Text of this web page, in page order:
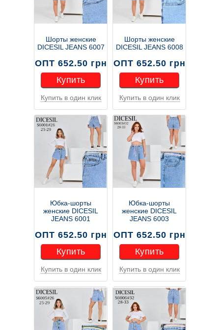
Шорты женские
DICESIL JEANS 6007
ОПТ 652.50 грн
Купить
Купить
Купить в один клик
Шорты женские
DICESIL JEANS 6008
ОПТ 652.50 грн
Купить
Купить
Купить в один клик
Юбка-шорты
женские DICESIL
JEANS 6001
ОПТ 652.50 грн
Купить
Купить
Купить в один клик
Юбка-шорты
женские DICESIL
JEANS 6003
ОПТ 652.50 грн
Купить
Купить
Купить в один клик